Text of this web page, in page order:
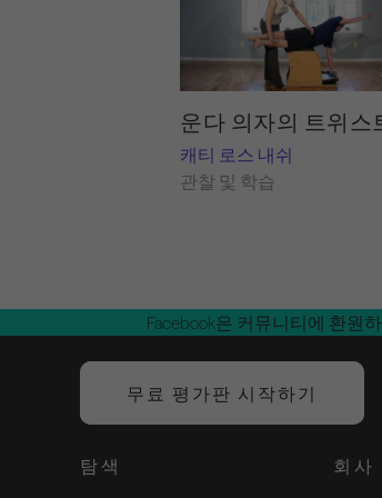
운다 의자의 트위스
캐티 로스 내쉬
관찰 및 학습
Facebook은 커뮤니티에 환원
무료 평가판 시작하기
탐색 회사